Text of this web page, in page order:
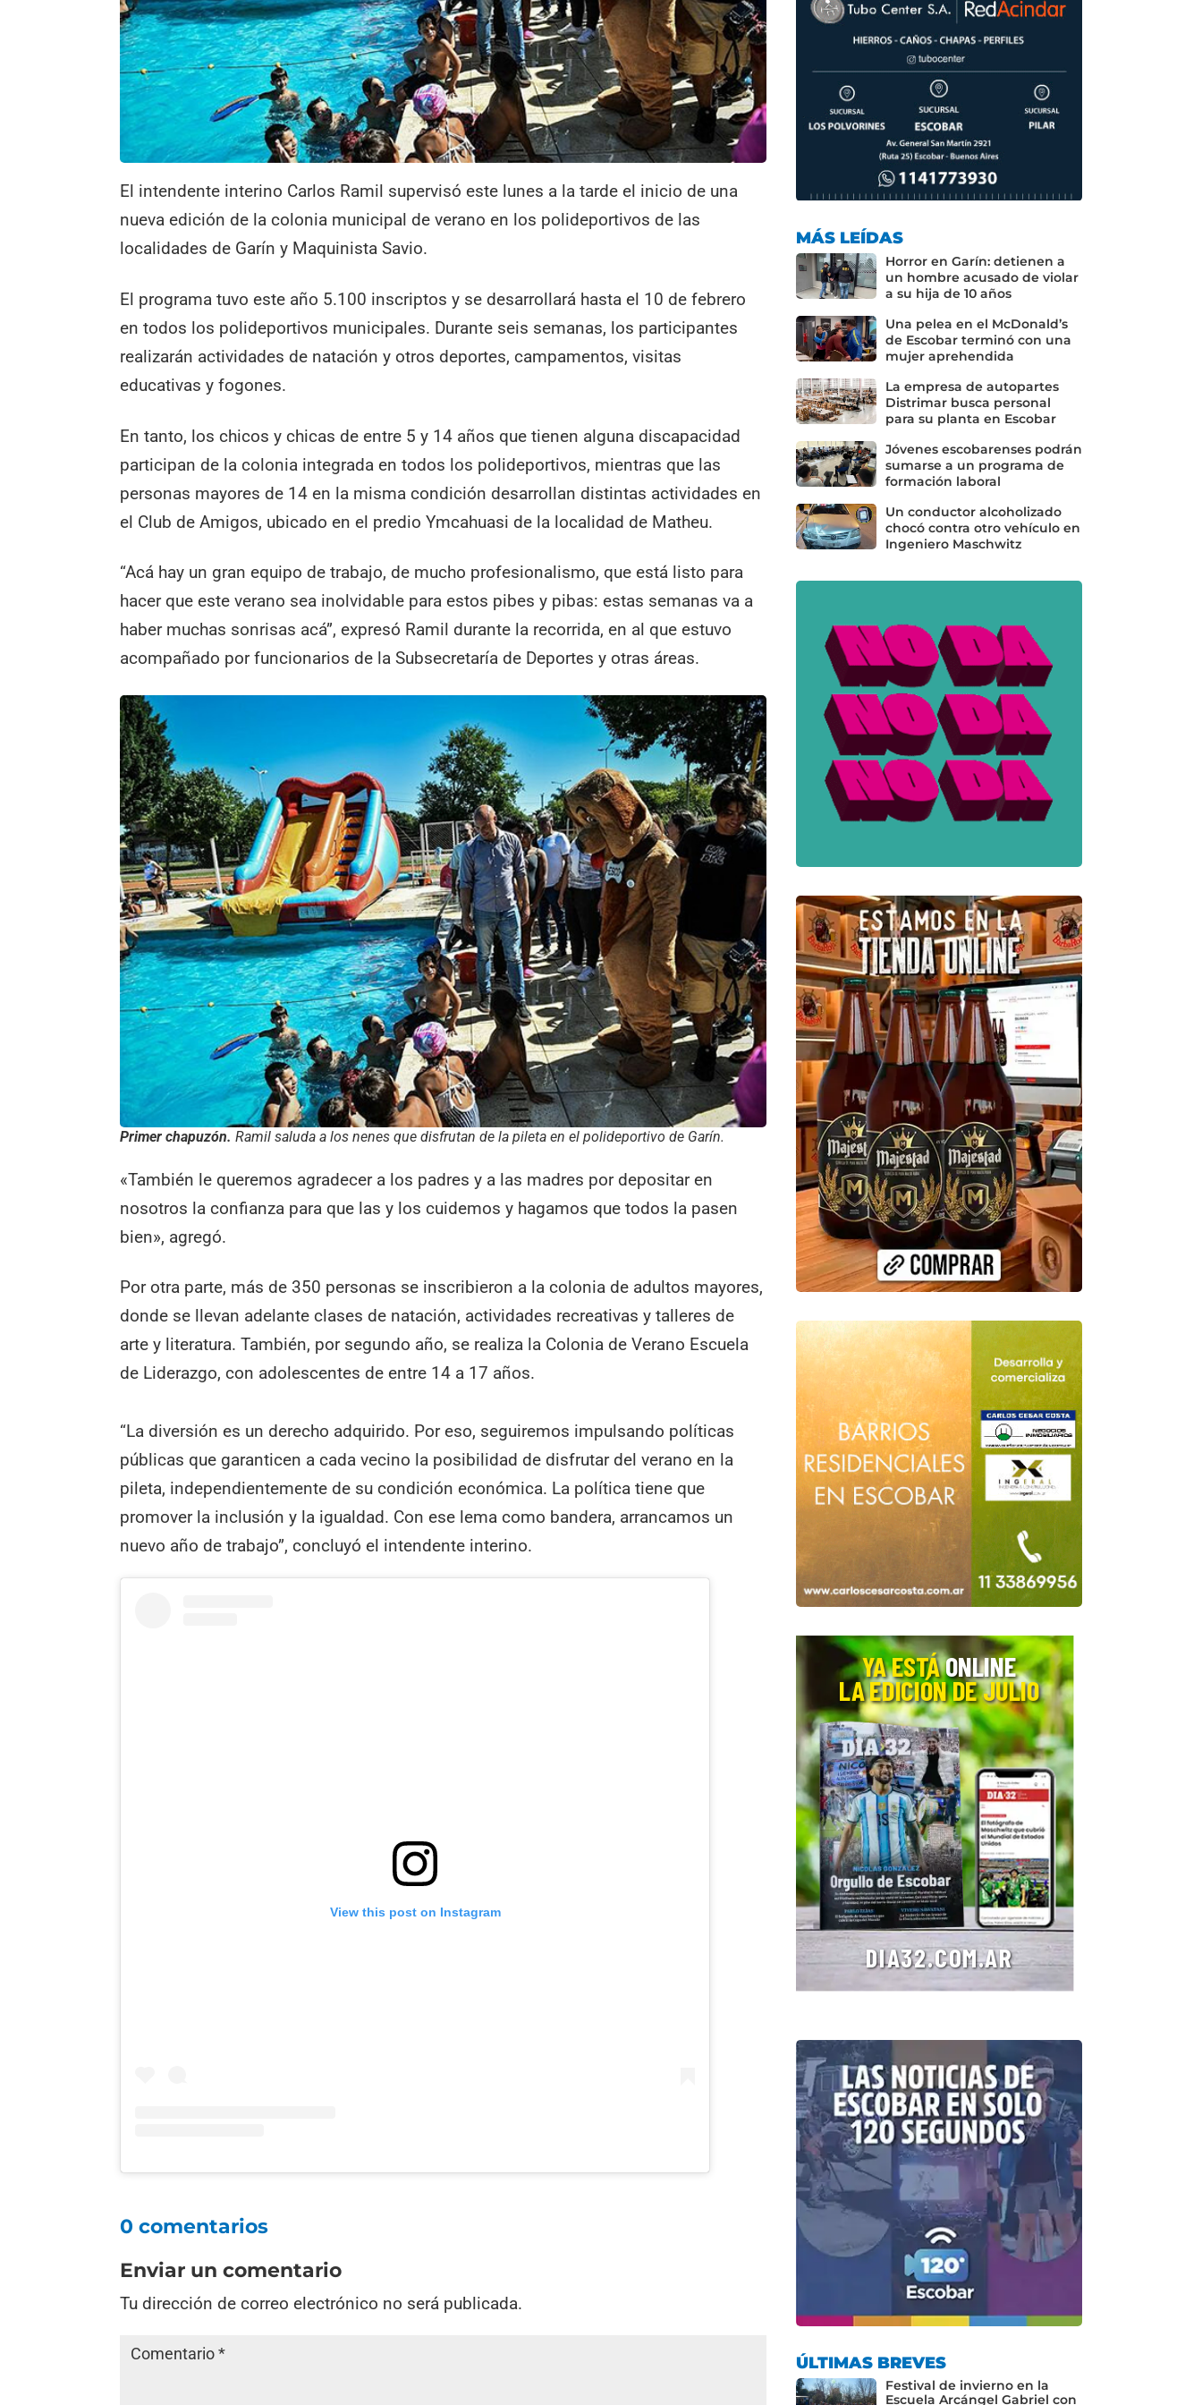
El intendente interino Carlos Ramil supervisó este lunes a la tarde el inicio de una
nueva edición de la colonia municipal de verano en los polideportivos de las
localidades de Garín y Maquinista Savio.
El programa tuvo este año 5.100 inscriptos y se desarrollará hasta el 10 de febrero
en todos los polideportivos municipales. Durante seis semanas, los participantes
realizarán actividades de natación y otros deportes, campamentos, visitas
educativas y fogones.
En tanto, los chicos y chicas de entre 5 y 14 años que tienen alguna discapacidad
participan de la colonia integrada en todos los polideportivos, mientras que las
personas mayores de 14 en la misma condición desarrollan distintas actividades en
el Club de Amigos, ubicado en el predio Ymcahuasi de la localidad de Matheu.
“Acá hay un gran equipo de trabajo, de mucho profesionalismo, que está listo para
hacer que este verano sea inolvidable para estos pibes y pibas: estas semanas va a
haber muchas sonrisas acá”, expresó Ramil durante la recorrida, en al que estuvo
acompañado por funcionarios de la Subsecretaría de Deportes y otras áreas.
Primer chapuzón. Ramil saluda a los nenes que disfrutan de la pileta en el polideportivo de Garín.
«También le queremos agradecer a los padres y a las madres por depositar en
nosotros la confianza para que las y los cuidemos y hagamos que todos la pasen
bien», agregó.
Por otra parte, más de 350 personas se inscribieron a la colonia de adultos mayores,
donde se llevan adelante clases de natación, actividades recreativas y talleres de
arte y literatura. También, por segundo año, se realiza la Colonia de Verano Escuela
de Liderazgo, con adolescentes de entre 14 a 17 años.
“La diversión es un derecho adquirido. Por eso, seguiremos impulsando políticas
públicas que garanticen a cada vecino la posibilidad de disfrutar del verano en la
pileta, independientemente de su condición económica. La política tiene que
promover la inclusión y la igualdad. Con ese lema como bandera, arrancamos un
nuevo año de trabajo”, concluyó el intendente interino.
View this post on Instagram
0 comentarios
Enviar un comentario
Tu dirección de correo electrónico no será publicada.
MÁS LEÍDAS
Horror en Garín: detienen a
un hombre acusado de violar
a su hija de 10 años
Una pelea en el McDonald’s
de Escobar terminó con una
mujer aprehendida
La empresa de autopartes
Distrimar busca personal
para su planta en Escobar
Jóvenes escobarenses podrán
sumarse a un programa de
formación laboral
Un conductor alcoholizado
chocó contra otro vehículo en
Ingeniero Maschwitz
ÚLTIMAS BREVES
Festival de invierno en la
Escuela Arcángel Gabriel con